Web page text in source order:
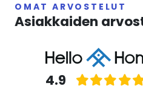
OMAT ARVOSTELUT
Asiakkaiden
4.9